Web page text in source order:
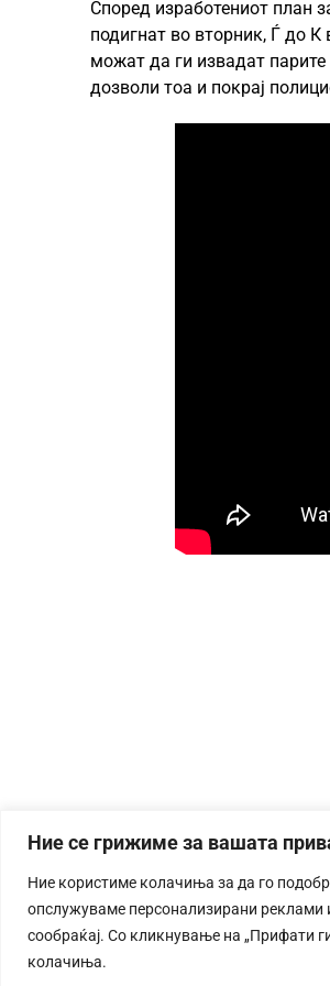
Ние се грижиме за вашата
Ние користиме колачиња за да го
опслужуваме персонализирани
сообраќај. Со кликнување на „Прифати
колачиња.
Според изработениот план
подигнат во вторник, Ѓ до
можат да ги извадат
дозволи тоа и покрај